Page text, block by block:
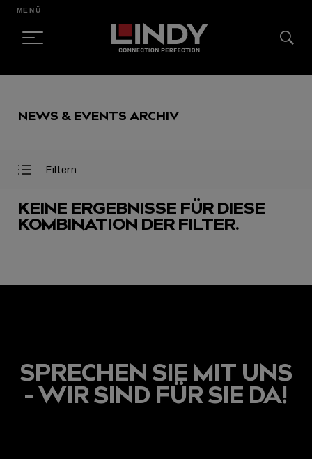
CONTENT
MENÜ
NEWS & EVENTS ARCHIV
Filter
Filter
Filtern
KEINE ERGEBNISSE FÜR DIESE
KOMBINATION DER FILTER.
SPRECHEN SIE MIT UNS
- WIR SIND FÜR SIE DA!